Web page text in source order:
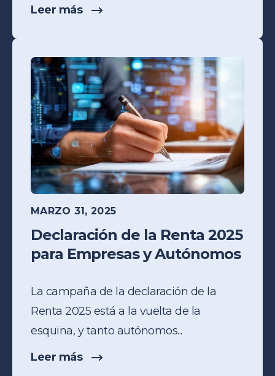
Leer más
MARZO 31, 2025
Declaración de la Renta 2025
para Empresas y Autónomos
La campaña de la declaración de la
Renta 2025 está a la vuelta de la
esquina, y tanto autónomos...
Leer más